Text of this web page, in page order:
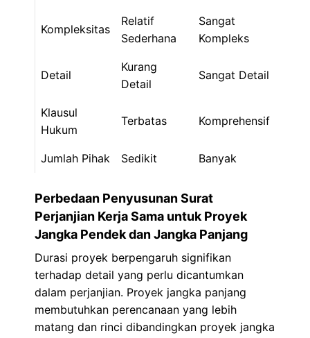
Kompleksitas
Relatif
Sederhana
Sangat
Kompleks
Detail
Kurang
Detail
Sangat Detail
Klausul
Hukum
Terbatas Komprehensif
Jumlah Pihak Sedikit Banyak
Perbedaan Penyusunan Surat
Perjanjian Kerja Sama untuk Proyek
Jangka Pendek dan Jangka Panjang
Durasi proyek berpengaruh signifikan
terhadap detail yang perlu dicantumkan
dalam perjanjian. Proyek jangka panjang
membutuhkan perencanaan yang lebih
matang dan rinci dibandingkan proyek jangka